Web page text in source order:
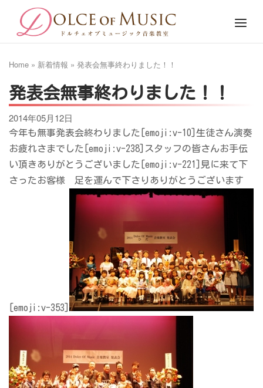
content
Home
Menu
Home » 新着情報 » 発表会無事終わりました！！
発表会無事終わりました！！
2014年05月12日
今年も無事発表会終わりました[emoji:v-10]生徒さん演奏
お疲れさまでした[emoji:v-238]スタッフの皆さんお手伝
い頂きありがとうございました[emoji:v-221]見に来て下
さったお客様 足を運んで下さりありがとうございます
[emoji:v-353]